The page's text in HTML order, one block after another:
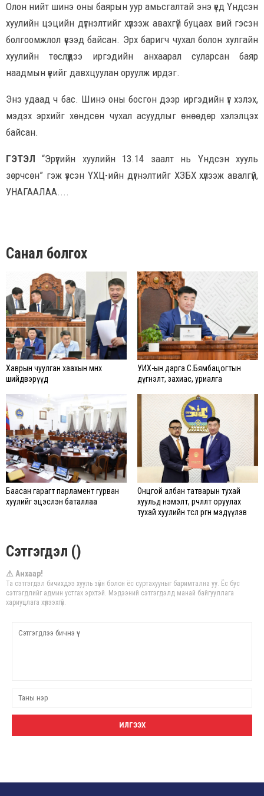
Олон нийт шинэ оны баярын уур амьсгалтай энэ үед Үндсэн
хуулийн цэцийн дүгнэлтийг хүлээж авахгүй буцаах вий гэсэн
болгоомжлол үүсээд байсан. Эрх баригч чухал болон хулгайн
хуулийн төслүүдээ иргэдийн анхаарал суларсан баяр
наадмын үеийг давхцуулан оруулж ирдэг.
Энэ удаад ч бас. Шинэ оны босгон дээр иргэдийн үг хэлэх,
мэдэх эрхийг хөндсөн чухал асуудлыг өнөөдөр хэлэлцэх
байсан.
ГЭТЭЛ “Эрүүгийн хуулийн 13.14 заалт нь Үндсэн хууль
зөрчсөн” гэж үзсэн ҮХЦ-ийн дүгнэлтийг ХЗБХ хүлээж авалгүй,
УНАГААЛАА....
Санал болгох
Хаврын чуулган хаахын өмнөх
шийдвэрүүд
УИХ-ын дарга С.Бямбацогтын
дүгнэлт, захиас, уриалга
Баасан гарагт парламент гурван
хуулийг эцэслэн баталлаа
Онцгой албан татварын тухай
хуульд нэмэлт, өөрчлөлт оруулах
тухай хуулийн төсөл өргөн мэдүүлэв
Сэтгэгдэл ()
⚠ Анхаар!
Та сэтгэгдэл бичихдээ хууль зүйн болон ёс суртахууныг баримтална уу. Ёс бус
сэтгэгдлийг админ устгах эрхтэй. Мэдээний сэтгэгдэлд манай байгууллага
хариуцлага хүлээхгүй.